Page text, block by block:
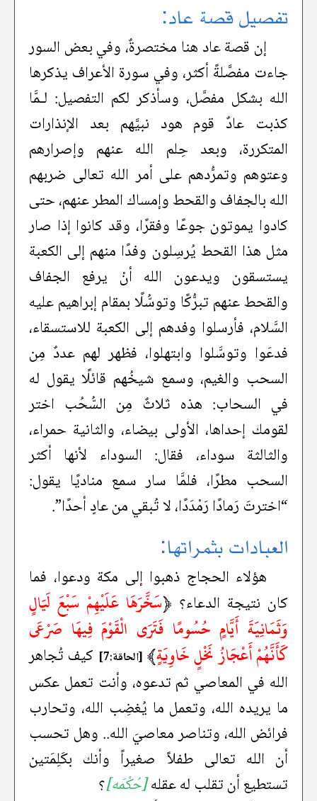
تفصيل قصة عاد:
إن قصة عاد هنا مختصرةٌ، وفي بعض السور
جاءت مفصَّلةً أكثر، وفي سورة الأعراف يذكرها
الله بشكل مفصَّل، وسأذكر لكم التفصيل: لـمَّا
كذبت عادٌ قوم هود نبيَّهم بعد الإنذارات
المتكررة، وبعد حِلم الله عنهم وإصرارهم
وعتوهم وتمرُّدهم على أمر الله تعالى ضربهم
الله بالجفاف والقحط وإمساك المطر عنهم، حتى
كادوا يموتون جوعًا وفقرًا، وقد كانوا إذا صار
مثل هذا القحط يُرسِلون وفدًا منهم إلى الكعبة
يستسقون ويدعون الله أنْ يرفع الجفاف
والقحط عنهم تبرُّكًا وتوسُّلًا بمقام إبراهيم عليه
السَّلام، فأرسلوا وفدهم إلى الكعبة للاستسقاء،
فدعَوا وتوسَّلوا وابتهلوا، فظهر لهم عددٌ مِن
السحب والغيم، وسمع شيخُهم قائلًا يقول له
في السحاب: هذه ثلاثٌ مِن السُّحُب اختر
لقومك إحداها، الأولى بيضاء، والثانية حمراء،
والثالثة سوداء، فقال: السوداء لأنها أكثر
السحب مطرًا، فلمَّا سار سمع مناديًا يقول:
“اخترتَ رَمادًا رَمْدَدًا، لا تُبقي من عادٍ أحدًا”.
العبادات بثمراتها:
هؤلاء الحجاج ذهبوا إلى مكة ودعوا، فما
كان نتيجة الدعاء؟ ﴿سَخَّرَهَا عَلَيْهِمْ سَبْعَ لَيَالٍ
وَثَمَانِيَةَ أَيَّامٍ حُسُومًا فَتَرَى الْقَوْمَ فِيهَا صَرْعَى
كَأَنَّهُمْ أَعْجَازُ نَخْلٍ خَاوِيَةٍ﴾ [الحاقة:7]
كيف تُجاهر
الله في المعاصي ثم تدعوه، وأنت تعمل عكس
ما يريده الله، وتعمل ما يُغضِب الله، وتحارب
فرائض الله، وتناصر معاصيَ الله.. وهل تحسب
أن الله تعالى طفلاً صغيراً وأنك بكَلِمَتين
تستطيع أن تقلب له عقله[حُكْمَه]؟